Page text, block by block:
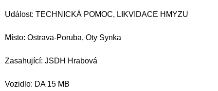
Událost: TECHNICKÁ POMOC, LIKVIDACE HMYZU
Místo: Ostrava-Poruba, Oty Synka
Zasahující: JSDH Hrabová
Vozidlo: DA 15 MB